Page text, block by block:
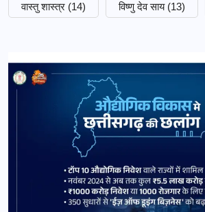
वास्तु शास्त्र (14) विष्णु देव साय (13)